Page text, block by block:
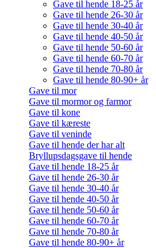
Gave til hende 18-25 år
Gave til hende 26-30 år
Gave til hende 30-40 år
Gave til hende 40-50 år
Gave til hende 50-60 år
Gave til hende 60-70 år
Gave til hende 70-80 år
Gave til hende 80-90+ år
Gave til mor
Gave til mormor og farmor
Gave til kone
Gave til kæreste
Gave til veninde
Gave til hende der har alt
Bryllupsdagsgave til hende
Gave til hende 18-25 år
Gave til hende 26-30 år
Gave til hende 30-40 år
Gave til hende 40-50 år
Gave til hende 50-60 år
Gave til hende 60-70 år
Gave til hende 70-80 år
Gave til hende 80-90+ år